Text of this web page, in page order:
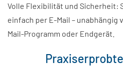
Volle Flexibilität und Sicherheit:
einfach per E-Mail –
Mail-Programm oder Endgerät.